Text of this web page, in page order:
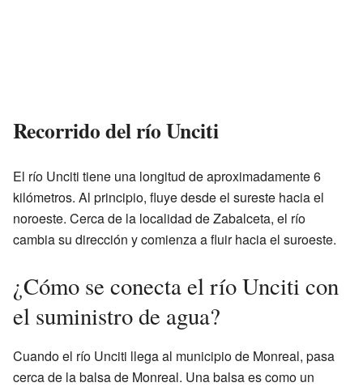
Recorrido del río Unciti
El río Unciti tiene una longitud de aproximadamente 6
kilómetros. Al principio, fluye desde el sureste hacia el
noroeste. Cerca de la localidad de Zabalceta, el río
cambia su dirección y comienza a fluir hacia el suroeste.
¿Cómo se conecta el río Unciti con
el suministro de agua?
Cuando el río Unciti llega al municipio de Monreal, pasa
cerca de la balsa de Monreal. Una balsa es como un